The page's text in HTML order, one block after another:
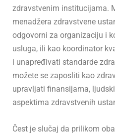
zdravstvenim institucijama.
menadžera zdravstvene
odgovorni za organizaciju i
usluga, ili kao koordinator
i unapređivati standarde
možete se zaposliti kao
upravljati finansijama,
aspektima zdravstvenih
Čest je slučaj da prilikom